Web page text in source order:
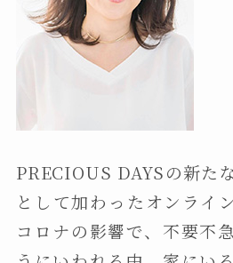
PRECIOUS DAYSの新た
として加わったオンライ
コロナの影響で、不要不